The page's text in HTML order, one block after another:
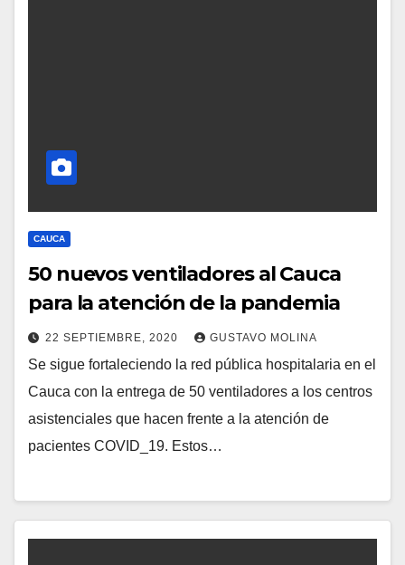
CAUCA
50 nuevos ventiladores al Cauca
para la atención de la pandemia
22 SEPTIEMBRE, 2020 GUSTAVO MOLINA
Se sigue fortaleciendo la red pública hospitalaria en el
Cauca con la entrega de 50 ventiladores a los centros
asistenciales que hacen frente a la atención de
pacientes COVID_19. Estos…